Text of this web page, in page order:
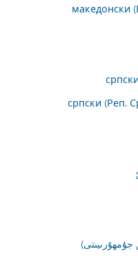
македонски
српски (Реп.